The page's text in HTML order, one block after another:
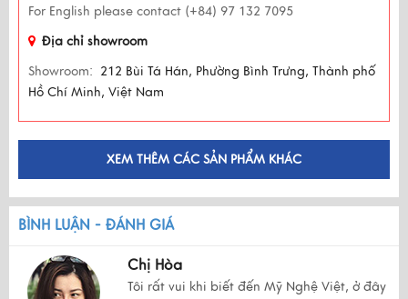
For English please contact (+84) 97 132 7095
Địa chỉ showroom
Showroom: 212 Bùi Tá Hán, Phường Bình Trưng, Thành phố
Hồ Chí Minh, Việt Nam
XEM THÊM CÁC SẢN PHẨM KHÁC
BÌNH LUẬN - ĐÁNH GIÁ
Chị Hòa
Tôi rất vui khi biết đến Mỹ Nghệ Việt, ở đây